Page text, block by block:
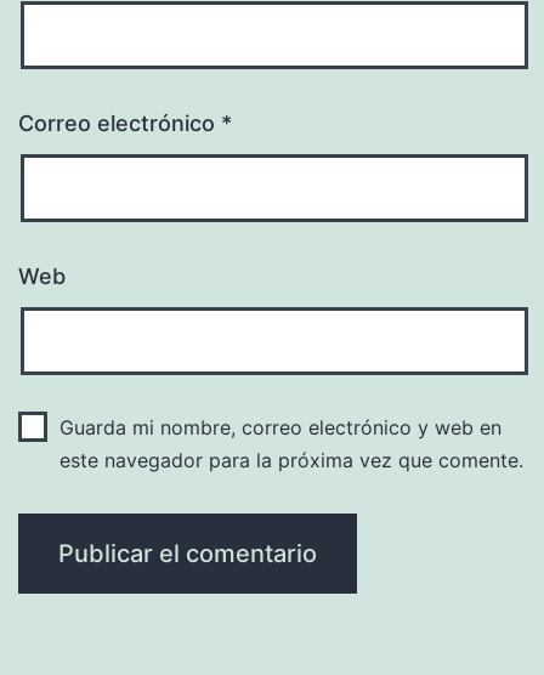
Correo electrónico *
Web
Guarda mi nombre, correo electrónico y web en
este navegador para la próxima vez que comente.